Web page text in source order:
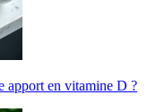
apport en vitamine D ?